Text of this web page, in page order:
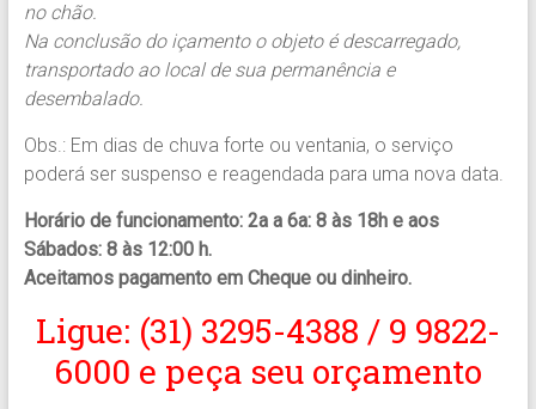
no chão.
Na conclusão do içamento o objeto é descarregado,
transportado ao local de sua permanência e
desembalado.
Obs.: Em dias de chuva forte ou ventania, o serviço
poderá ser suspenso e reagendada para uma nova data.
Horário de funcionamento: 2a a 6a: 8 às 18h e aos
Sábados: 8 às 12:00 h.
Aceitamos pagamento em Cheque ou dinheiro.
Ligue: (31) 3295-4388 / 9 9822-
6000 e peça seu orçamento